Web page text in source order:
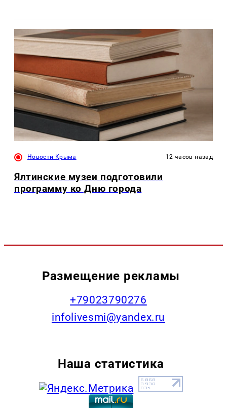
Новости Крыма 12 часов назад
Ялтинские музеи подготовили
программу ко Дню города
Размещение рекламы
+79023790276
infolivesmi@yandex.ru
Наша статистика